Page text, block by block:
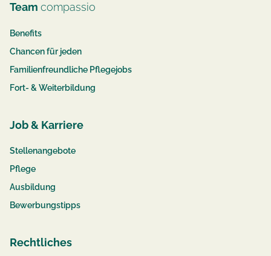
Team compassio
Benefits
Chancen für jeden
Familienfreundliche Pflegejobs
Fort- & Weiterbildung
Job & Karriere
Stellenangebote
Pflege
Ausbildung
Bewerbungstipps
Rechtliches